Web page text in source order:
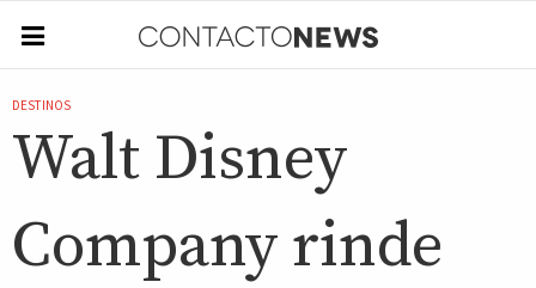
DESTINOS
Walt Disney
Company rinde